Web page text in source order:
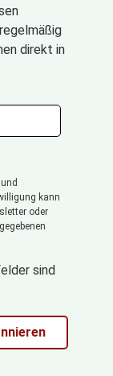
direkt in
kann
oder
sind